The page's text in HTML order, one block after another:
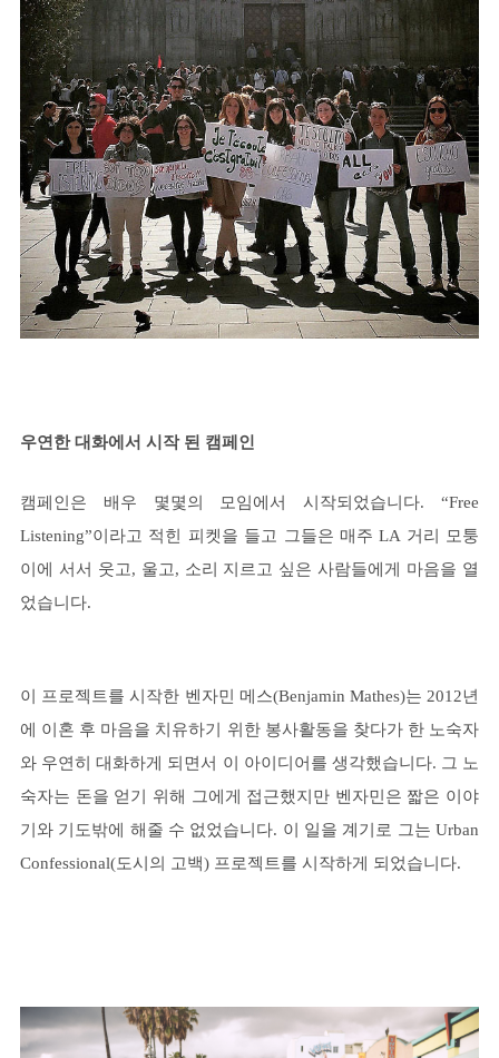
우연한 대화에서 시작 된 캠페인
캠페인은 배우 몇몇의 모임에서 시작되었습니다. “Free
Listening”이라고 적힌 피켓을 들고 그들은 매주 LA 거리 모퉁
이에 서서 웃고, 울고, 소리 지르고 싶은 사람들에게 마음을 열
었습니다.
이 프로젝트를 시작한 벤자민 메스(Benjamin Mathes)는 2012년
에 이혼 후 마음을 치유하기 위한 봉사활동을 찾다가 한 노숙자
와 우연히 대화하게 되면서 이 아이디어를 생각했습니다. 그 노
숙자는 돈을 얻기 위해 그에게 접근했지만 벤자민은 짧은 이야
기와 기도밖에 해줄 수 없었습니다. 이 일을 계기로 그는 Urban
Confessional(도시의 고백) 프로젝트를 시작하게 되었습니다.